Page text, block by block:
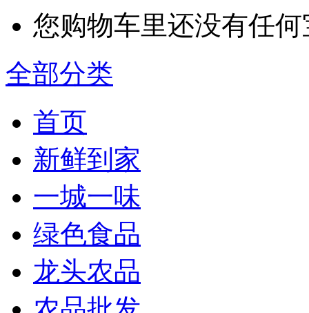
您购物车里还没有任
全部分类
首页
新鲜到家
一城一味
绿色食品
龙头农品